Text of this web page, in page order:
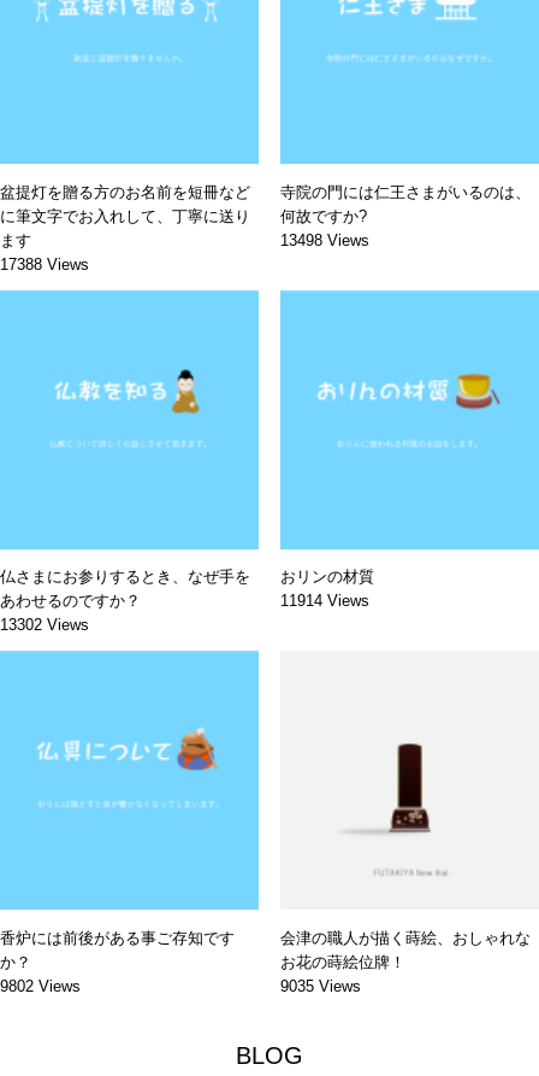
盆提灯を贈る方のお名前を短冊など
に筆文字でお入れして、丁寧に送り
ます
17388 Views
寺院の門には仁王さまがいるのは、
何故ですか?
13498 Views
仏さまにお参りするとき、なぜ手を
あわせるのですか？
13302 Views
おリンの材質
11914 Views
香炉には前後がある事ご存知です
か？
9802 Views
会津の職人が描く蒔絵、おしゃれな
お花の蒔絵位牌！
9035 Views
BLOG